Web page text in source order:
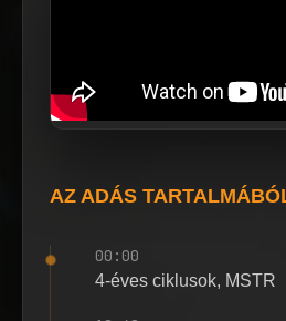
AZ ADÁS
00:00
4-éves ciklusok, MSTR